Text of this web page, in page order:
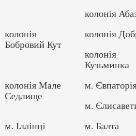
колонія
колонія
Бобровий Кут
колонія
колонія
Кузьминка
колонія Мале
Седлище
м.
м.
м. Іллінці
м. Балта